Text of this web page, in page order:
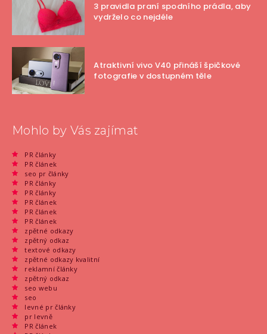
3 pravidla praní spodního prádla, aby
vydrželo co nejdéle
Atraktivní vivo V40 přináší špičkové
fotografie v dostupném těle
Mohlo by Vás zajímat
PR články
PR článek
seo pr články
PR články
PR články
PR článek
PR článek
PR článek
zpětné odkazy
zpětný odkaz
textové odkazy
zpětné odkazy kvalitní
reklamní články
zpětný odkaz
seo webu
seo
levné pr články
pr levně
PR článek